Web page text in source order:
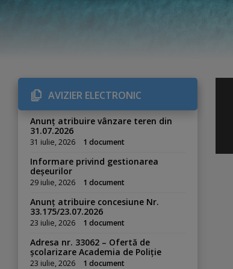
AVIZIER ELECTRONIC
Anunț atribuire vânzare teren din
31.07.2026
31 iulie, 2026 1 document
Informare privind gestionarea
deșeurilor
29 iulie, 2026 1 document
Anunț atribuire concesiune Nr.
33.175/23.07.2026
23 iulie, 2026 1 document
Adresa nr. 33062 – Ofertă de
școlarizare Academia de Poliție
23 iulie, 2026 1 document